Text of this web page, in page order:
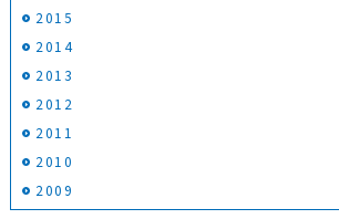
2015
2014
2013
2012
2011
2010
2009